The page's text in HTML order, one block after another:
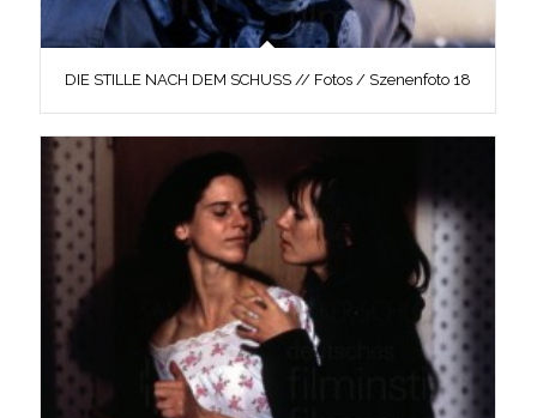
DIE STILLE NACH DEM SCHUSS // Fotos / Szenenfoto 18